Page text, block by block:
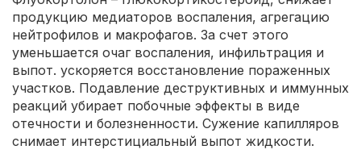
продукцию медиаторов воспаления, агрегацию
нейтрофилов и макрофагов. За счет этого
уменьшается очаг воспаления, инфильтрация и
выпот. ускоряется восстановление пораженных
участков. Подавление деструктивных и иммунных
реакций убирает побочные эффекты в виде
отечности и болезненности. Сужение капилляров
снимает интерстициальный выпот жидкости.